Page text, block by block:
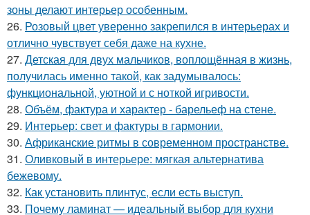
зоны делают интерьер особенным.
26. Розовый цвет уверенно закрепился в интерьерах и
отлично чувствует себя даже на кухне.
27. Детская для двух мальчиков, воплощённая в жизнь,
получилась именно такой, как задумывалось:
функциональной, уютной и с ноткой игривости.
28. Объём, фактура и характер - барельеф на стене.
29. Интерьер: свет и фактуры в гармонии.
30. Африканские ритмы в современном пространстве.
31. Оливковый в интерьере: мягкая альтернатива
бежевому.
32. Как установить плинтус, если есть выступ.
33. Почему ламинат — идеальный выбор для кухни